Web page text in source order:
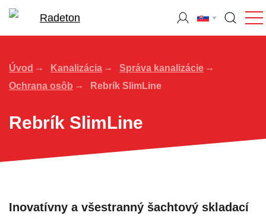
Úvod Kanalizácia
Správa kanalizácie
Ochrana osôb
Rebrík SlimLine
Rebrík SlimLine
Inovatívny a všestranný šachtový skladací